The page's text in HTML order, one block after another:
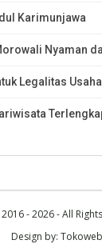
Karimunjawa
Nyaman
Legalitas
- 2026 - All
Design by: